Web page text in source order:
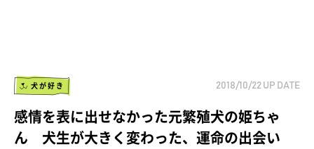
犬が好き 2018/10/22 UP DATE
感情を表に出せなかった元繁殖犬の姫ちゃ
ん 犬生が大きく変わった、運命の出会い